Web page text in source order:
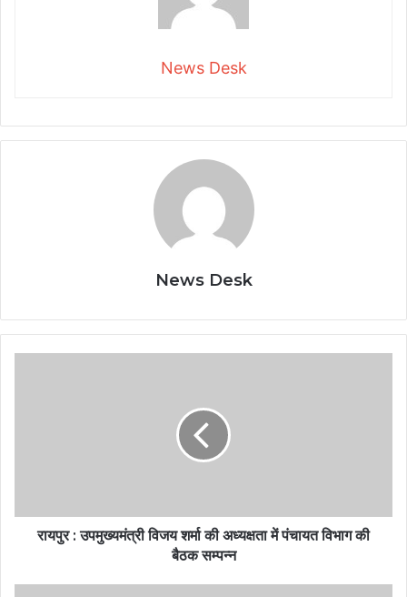
News Desk
News Desk
रायपुर : उपमुख्यमंत्री विजय शर्मा की अध्यक्षता में पंचायत विभाग की
बैठक सम्पन्न